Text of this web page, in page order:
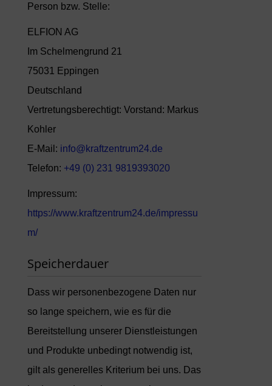
Person bzw. Stelle:
ELFION AG
Im Schelmengrund 21
75031 Eppingen
Deutschland
Vertretungsberechtigt: Vorstand: Markus
Kohler
E-Mail: info@kraftzentrum24.de
Telefon: +49 (0) 231 9819393020
Impressum:
https://www.kraftzentrum24.de/impressu
m/
Speicherdauer
Dass wir personenbezogene Daten nur
so lange speichern, wie es für die
Bereitstellung unserer Dienstleistungen
und Produkte unbedingt notwendig ist,
gilt als generelles Kriterium bei uns. Das